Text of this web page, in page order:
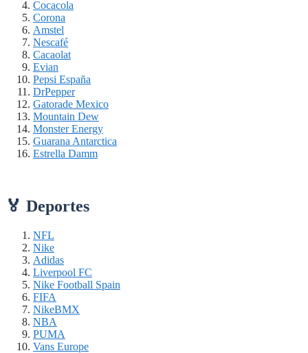
Cocacola
Corona
Amstel
Nescafé
Cacaolat
Evian
Pepsi España
DrPepper
Gatorade Mexico
Mountain Dew
Monster Energy
Guarana Antarctica
Estrella Damm
🏅 Deportes
NFL
Nike
Adidas
Liverpool FC
Nike Football Spain
FIFA
NikeBMX
NBA
PUMA
Vans Europe